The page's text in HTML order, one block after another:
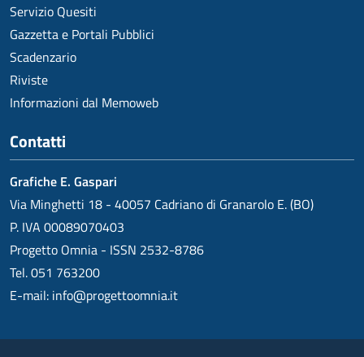
Servizio Quesiti
Gazzetta e Portali Pubblici
Scadenzario
Riviste
Informazioni dal Memoweb
Contatti
Grafiche E. Gaspari
Via Minghetti 18 - 40057 Cadriano di Granarolo E. (BO)
P. IVA 00089070403
Progetto Omnia - ISSN 2532-8786
Tel. 051 763200
E-mail: info@progettoomnia.it